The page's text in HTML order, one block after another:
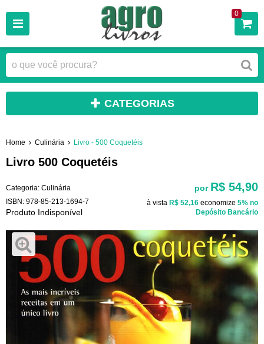
0
CATEGORIAS
Home Culinária Livro - 500 Coquetéis
Livro 500 Coquetéis
Categoria: Culinária
ISBN: 978-85-213-1694-7
Produto Indisponível
por R$ 54,90
à vista R$ 52,16 economize 5% no
Depósito Bancário